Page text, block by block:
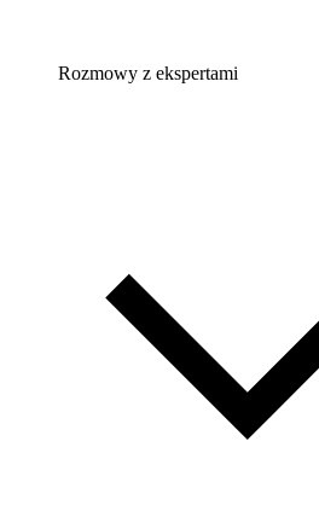
Rozmowy z ekspertami